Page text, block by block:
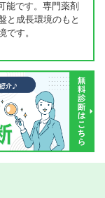
能です。専門薬剤
と成長環境のもと
です。